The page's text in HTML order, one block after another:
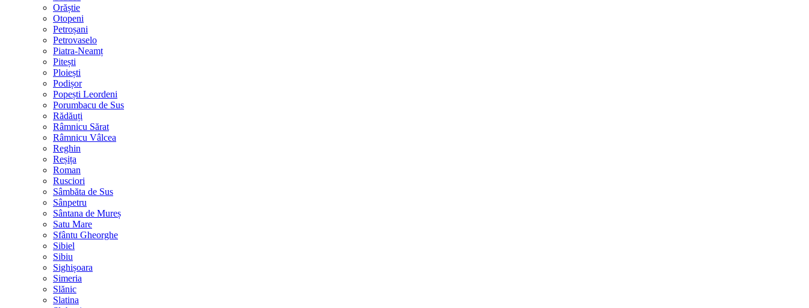
Orăștie
Otopeni
Petroșani
Petrovaselo
Piatra-Neamț
Pitești
Ploiești
Podișor
Popești Leordeni
Porumbacu de Sus
Rădăuți
Râmnicu Sărat
Râmnicu Vâlcea
Reghin
Reșița
Roman
Rusciori
Sâmbăta de Sus
Sânpetru
Sântana de Mureș
Satu Mare
Sfântu Gheorghe
Sibiel
Sibiu
Sighișoara
Simeria
Slănic
Slatina